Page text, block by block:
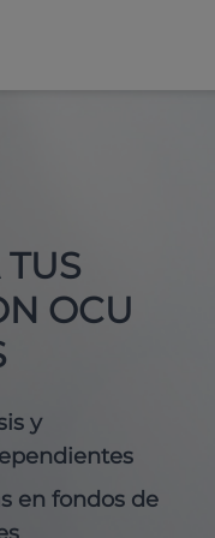
OCU
y
en fondos de